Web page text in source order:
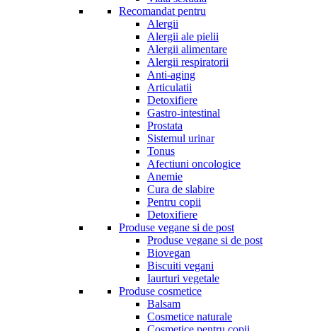
Recomandat pentru
Alergii
Alergii ale pielii
Alergii alimentare
Alergii respiratorii
Anti-aging
Articulatii
Detoxifiere
Gastro-intestinal
Prostata
Sistemul urinar
Tonus
Afectiuni oncologice
Anemie
Cura de slabire
Pentru copii
Detoxifiere
Produse vegane si de post
Produse vegane si de post
Biovegan
Biscuiti vegani
Iaurturi vegetale
Produse cosmetice
Balsam
Cosmetice naturale